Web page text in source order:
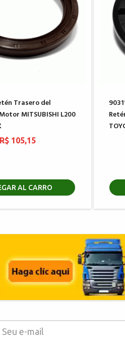
Trasero del
MITSUBISHI L200
R$ 105,15
AL CARRO